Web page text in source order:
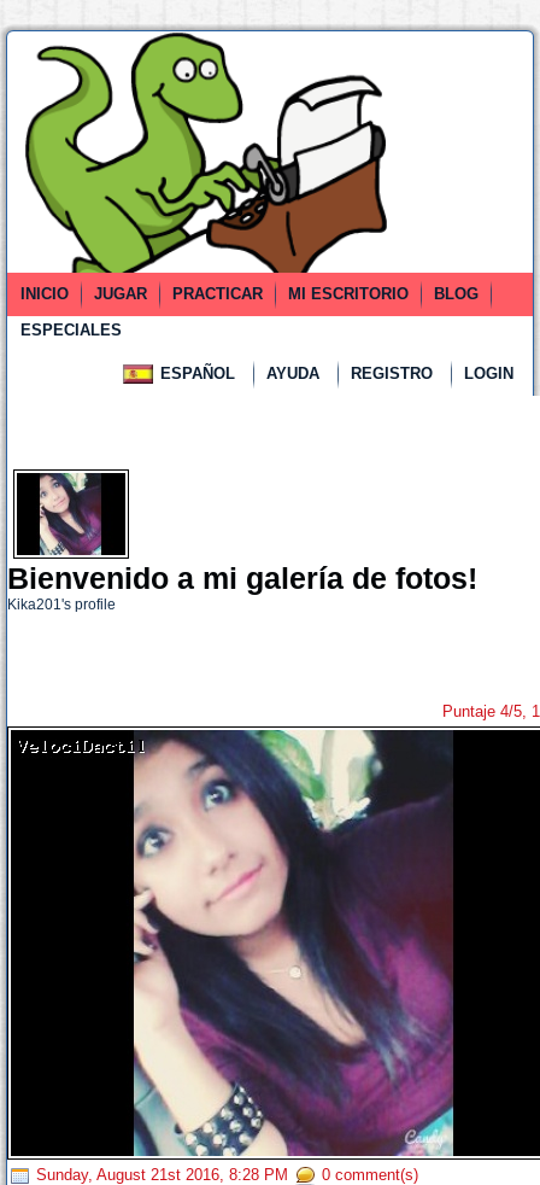
INICIO JUGAR PRACTICAR MI ESCRITORIO
BLOG
ESPECIALES
ESPAÑOL AYUDA REGISTRO LOGIN
Bienvenido a mi galería de fotos!
Kika201's profile
Puntaje 4/5,
Sunday, August 21st 2016, 8:28 PM 0 comment(s)